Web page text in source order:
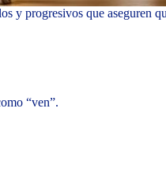
y progresivos que aseguren
“ven”.